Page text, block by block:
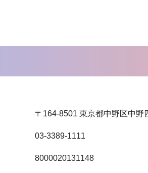
〒164-8501 東京都中野区中野
03-3389-1111
8000020131148